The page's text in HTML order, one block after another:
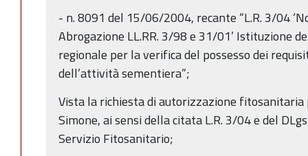
- n. 8091 del 15/06/2004, recante “L.R. 3/04
Abrogazione LL.RR. 3/98 e 31/01’ Istituzione
regionale per la verifica del possesso dei
dell’attività sementiera”;
Vista la richiesta di autorizzazione
Simone, ai sensi della citata L.R. 3/04 e del
Servizio Fitosanitario;